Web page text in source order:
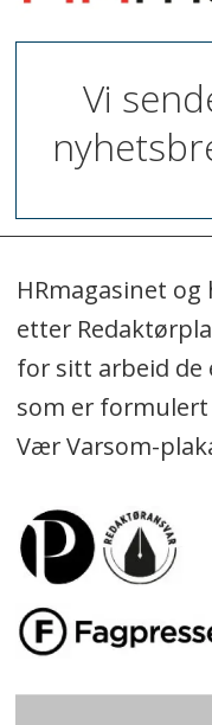
Vi
HRmagasinet
etter
for sitt arbeid
som er
Vær Varsom-